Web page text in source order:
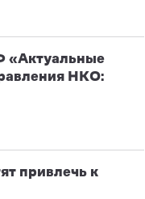
«Актуальные
НКО:
привлечь к